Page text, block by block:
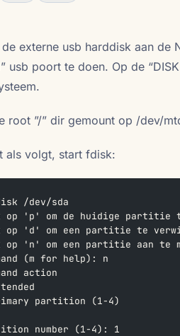
de externe usb harddisk aan
usb poort te doen. Op de
root ”/” dir gemount op /dev/
als volgt, start fdisk:
/dev/sda
op 'p' om de huidige
op 'd' om een partitie te
op 'n' om een partitie aan te
(m for help): n
action
partition (1-4)
number (1-4): 1